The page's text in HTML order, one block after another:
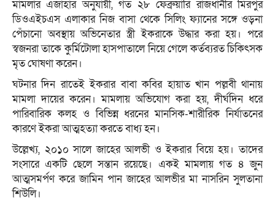
মামলার এজাহার অনুযায়ী, গত ২৮ ফেব্রুয়ারি রাজধানীর মিরপুর
ডিওএইচএস এলাকার নিজ বাসা থেকে সিলিং ফ্যানের সঙ্গে ওড়না
পেঁচানো অবস্থায় অভিনেতার স্ত্রী ইকরাকে উদ্ধার করা হয়। পরে
স্বজনরা তাকে কুর্মিটোলা হাসপাতালে নিয়ে গেলে কর্তব্যরত চিকিৎসক
মৃত ঘোষণা করেন।
ঘটনার দিন রাতেই ইকরার বাবা কবির হায়াত খান পল্লবী থানায়
মামলা দায়ের করেন। মামলায় অভিযোগ করা হয়, দীর্ঘদিন ধরে
পারিবারিক কলহ ও বিভিন্ন ধরনের মানসিক-শারীরিক নির্যাতনের
কারণে ইকরা আত্মহত্যা করতে বাধ্য হন।
উল্লেখ্য, ২০১০ সালে জাহের আলভী ও ইকরার বিয়ে হয়। তাদের
সংসারে একটি ছেলে সন্তান রয়েছে। একই মামলায় গত ৪ জুন
আত্মসমর্পণ করে জামিন পান জাহের আলভীর মা নাসরিন সুলতানা
শিউলি।